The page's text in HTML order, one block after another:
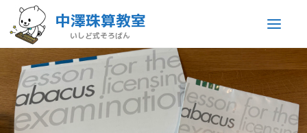
中澤珠算教室
いしど式そろばん